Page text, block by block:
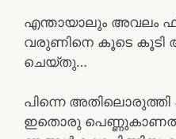
എന്തായാലും അവലം
വരുണിനെ കൂടെ
ചെയ്തു…
പിന്നെ
ഇതൊരു